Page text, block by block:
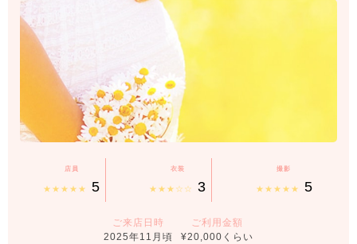
店員
★★★★★ 5
衣装
★★★☆☆ 3
撮影
★★★★★ 5
ご来店日時
2025年11月頃
ご利用金額
¥20,000くらい